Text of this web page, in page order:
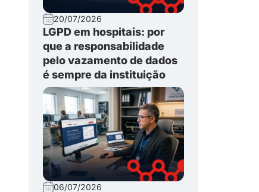
20/07/2026
LGPD em hospitais: por
que a responsabilidade
pelo vazamento de dados
é sempre da instituição
06/07/2026